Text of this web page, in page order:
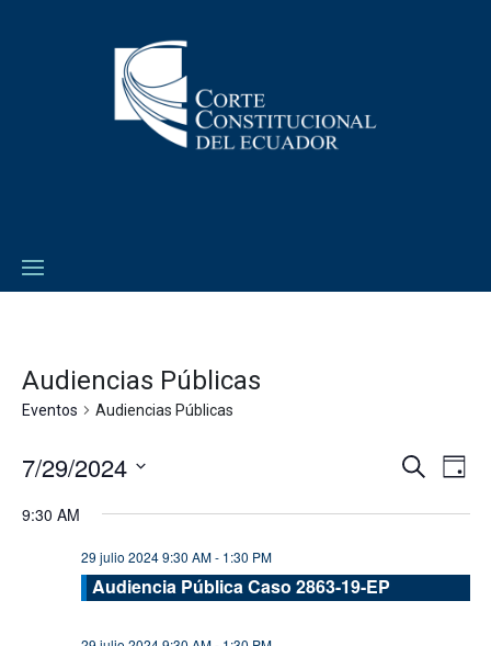
Audiencias Públicas
Eventos Audiencias Públicas
vistas
Buscar
Día
7/29/2024
fecha.
9:30 AM
29 julio 2024 9:30 AM- 1:30 PM
Audiencia Pública Caso 2863-19-EP